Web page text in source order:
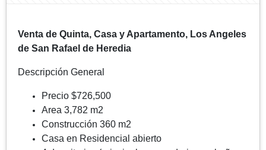
Venta de Quinta, Casa y Apartamento, Los Angeles
de San Rafael de Heredia
Descripción General
Precio $726,500
Area 3,782 m2
Construcción 360 m2
Casa en Residencial abierto